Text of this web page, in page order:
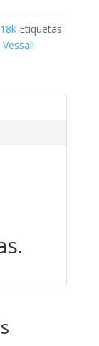
Etiquetas:
Vessali